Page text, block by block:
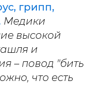
грипп,
Медики
высокой
и
– повод "бить
что есть